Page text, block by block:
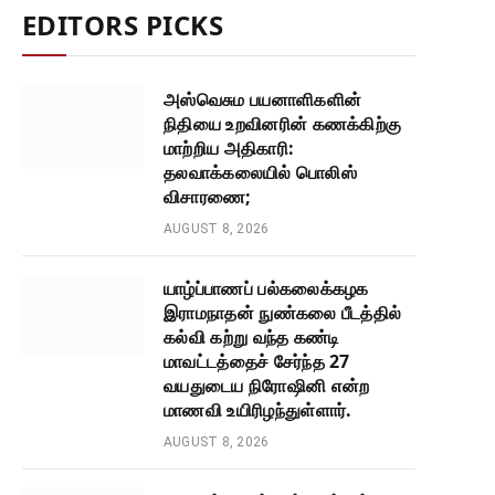
EDITORS PICKS
அஸ்வெசும பயனாளிகளின்
நிதியை உறவினரின் கணக்கிற்கு
மாற்றிய அதிகாரி:
தலவாக்கலையில் பொலிஸ்
விசாரணை;
AUGUST 8, 2026
யாழ்ப்பாணப் பல்கலைக்கழக
இராமநாதன் நுண்கலை பீடத்தில்
கல்வி கற்று வந்த கண்டி
மாவட்டத்தைச் சேர்ந்த 27
வயதுடைய நிரோஷினி என்ற
மாணவி உயிரிழந்துள்ளார்.
AUGUST 8, 2026